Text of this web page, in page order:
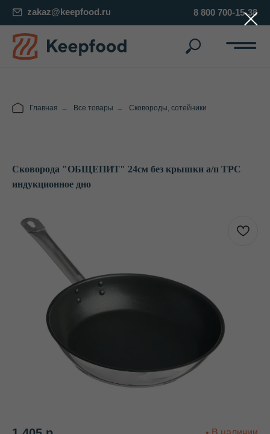
zakaz@keepfood.ru
Главная → Все товары → Сковороды, сотейники
Сковорода "ОБЩЕПИТ" 24см без крышки а/п ТРС
индукционное дно